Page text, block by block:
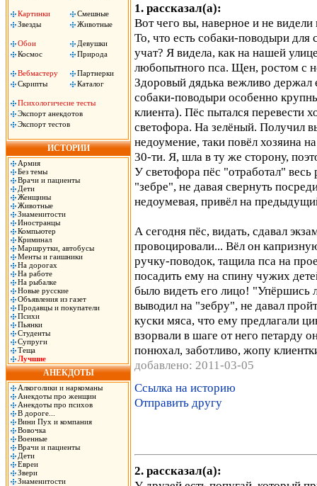
Картинки
Смешные
Звезды
Животные
Обои
Девушки
Космос
Природа
Вебмастеру
Партнерки
Скрипты
Каталог
Психологичесие тесты
Экспорт анекдотов
Экспорт тестов
ИСТОРИИ
Армия
Без темы
Врачи и пациенты
Дети
Женщины
Животные
Знаменитости
Иностранцы
Компьютер
Криминал
Маршрутки, автобусы
Менты и гаишники
На дорогах
На работе
На рыбалке
Новые русские
Объявления из газет
Продавцы и покупатели
Психи
Пьянки
Студенты
Супруги
Теща
Лучшие
АНЕКДОТЫ
Алкоголики и наркоманы
Анекдоты про женщин
Анекдоты про психов
В дороге...
Вини Пух и компания
Вовочка
Военные
Врачи и пациенты
Дети
Евреи
Звери
Знаменитости
1. рассказал(а):
Вот чего вы, наверное и не видели
То, что есть собаки-поводыри
учат? Я видела, как на нашей
любопытного пса. Щен, ростом с
Здоровый дядька вежливо держал
собаки-поводыри особенно
клиента). Пёс пытался перевести
светофора. На зелёный. Получил
недоумение, таки повёл хозяина
30-ти. Я, шла в ту же сторону,
У светофора пёс "отработал" весь
"зебре", не давая свернуть
недоумевая, привёл на
А сегодня пёс, видать, сдавал
провоцировали... Вёл он
ручку-поводок, тащила пса на
посадить ему на спину чужих
было видеть его лицо! "Упёршись
выводил на "зебру", не давал
куски мяса, что ему предлагали
взорвали в шаге от него петарду
понюхал, заботливо, жопу
добавлено: 2011-03-05
Ссылка на историю
Отправить другу
2. рассказал(а):